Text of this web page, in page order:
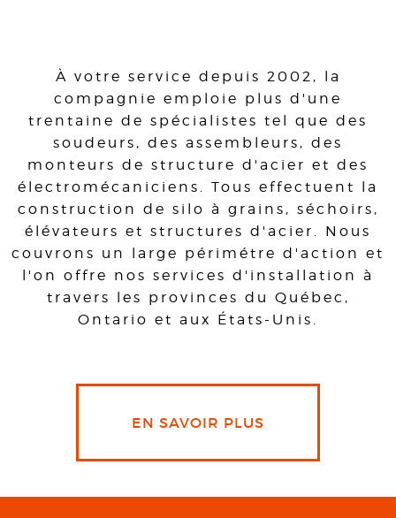
À votre service depuis 2002, la
compagnie emploie plus d'une
trentaine de spécialistes tel que des
soudeurs, des assembleurs, des
monteurs de structure d'acier et des
électromécaniciens. Tous effectuent la
construction de silo à grains, séchoirs,
élévateurs et structures d'acier. Nous
couvrons un large périmétre d'action et
l'on offre nos services d'installation à
travers les provinces du Québec,
Ontario et aux États-Unis.
EN SAVOIR PLUS